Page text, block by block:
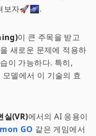
보자🚀🌌.
이 큰 주목을 받고
새로운 문제에 적용하
이 가능하다. 특히,
델에서 이 기술의 효
실(VR)에서의 AI 응용이
GO 같은 게임에서